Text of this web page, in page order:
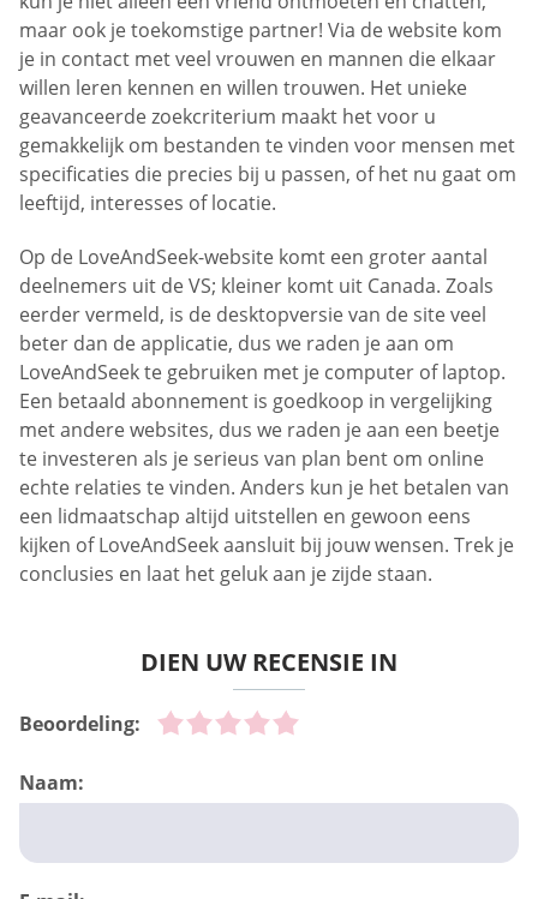
maar ook je toekomstige partner! Via de website kom
je in contact met veel vrouwen en mannen die elkaar
willen leren kennen en willen trouwen. Het unieke
geavanceerde zoekcriterium maakt het voor u
gemakkelijk om bestanden te vinden voor mensen met
specificaties die precies bij u passen, of het nu gaat om
leeftijd, interesses of locatie.
Op de LoveAndSeek-website komt een groter aantal
deelnemers uit de VS; kleiner komt uit Canada. Zoals
eerder vermeld, is de desktopversie van de site veel
beter dan de applicatie, dus we raden je aan om
LoveAndSeek te gebruiken met je computer of laptop.
Een betaald abonnement is goedkoop in vergelijking
met andere websites, dus we raden je aan een beetje
te investeren als je serieus van plan bent om online
echte relaties te vinden. Anders kun je het betalen van
een lidmaatschap altijd uitstellen en gewoon eens
kijken of LoveAndSeek aansluit bij jouw wensen. Trek je
conclusies en laat het geluk aan je zijde staan.
DIEN UW RECENSIE IN
Beoordeling:
Naam: